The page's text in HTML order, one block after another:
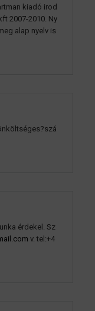
kiadó irod
2007-2010. Ny
alap nyelv is
érdekel. Sz
v. tel:+4